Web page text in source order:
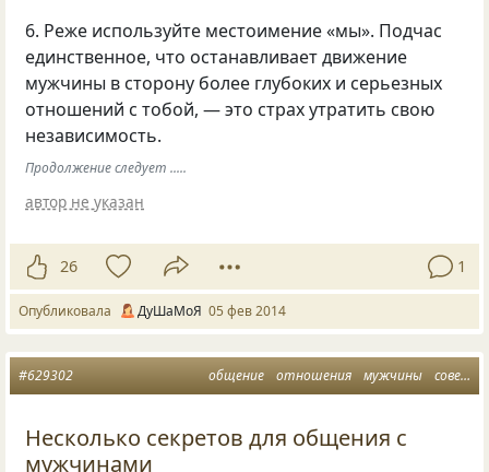
6. Реже используйте местоимение«мы». Подчас
единственное, что останавливает движение
мужчины в сторону более глубоких и серьезных
отношений с тобой, — это страх утратить свою
независимость.
Продолжение следует .....
автор не указан
26 1
Опубликовала ДуШаМоЯ 05 фев 2014
общение отношения мужчины советы
#629302
Несколько секретов для общения с
мужчинами